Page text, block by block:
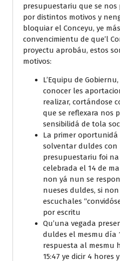
presupuestariu que se
por distintos motivos y
bloquiar el Conceyu, ye
convencimientu de que’l
proyectu aprobáu, estos
motivos:
L’Equipu de
conocer les
realizar, cortándose
que se reflexara nos
sensibilidá de tola
La primer oportunidá
solventar duldes con
presupuestariu foi na
celebrada el 14 de
non yá nun se
nueses duldes, si
escuchales
por escritu
Qu’una vegada
duldes el mesmu día
respuesta al mesmu
15:47 ye dicir 4 hores